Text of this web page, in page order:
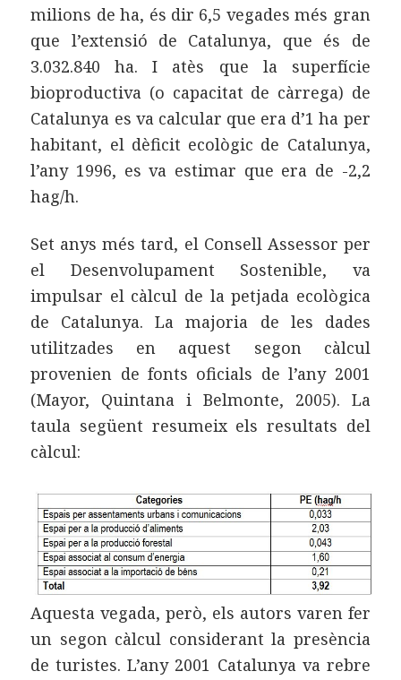
milions de ha, és dir 6,5 vegades més gran
que l’extensió de Catalunya, que és de
3.032.840 ha. I atès que la superfície
bioproductiva (o capacitat de càrrega) de
Catalunya es va calcular que era d’1 ha per
habitant, el dèficit ecològic de Catalunya,
l’any 1996, es va estimar que era de -2,2
hag/h.
Set anys més tard, el Consell Assessor per
el Desenvolupament Sostenible, va
impulsar el càlcul de la petjada ecològica
de Catalunya. La majoria de les dades
utilitzades en aquest segon càlcul
provenien de fonts oficials de l’any 2001
(Mayor, Quintana i Belmonte, 2005). La
taula següent resumeix els resultats del
càlcul:
Aquesta vegada, però, els autors varen fer
un segon càlcul considerant la presència
de turistes. L’any 2001 Catalunya va rebre